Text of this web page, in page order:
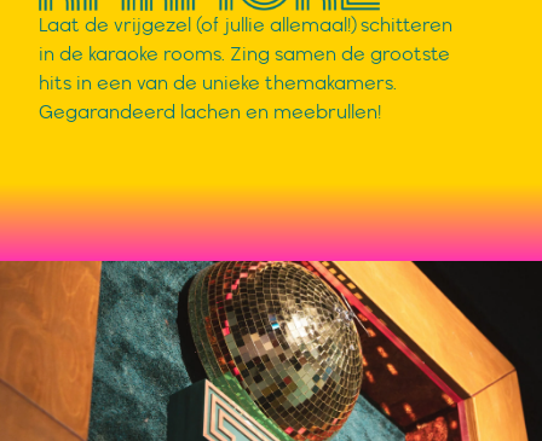
Laat de vrijgezel (of jullie allemaal!) schitteren
in de karaoke rooms. Zing samen de grootste
hits in een van de unieke themakamers.
Gegarandeerd lachen en meebrullen!